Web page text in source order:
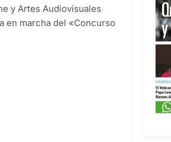
y Artes Audiovisuales
en marcha del «Concurso